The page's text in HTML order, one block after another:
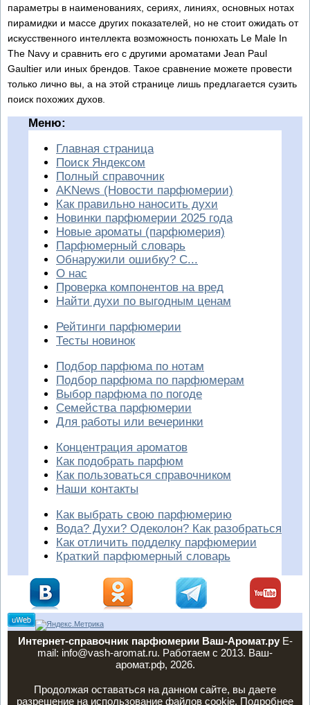
параметры в наименованиях, сериях, линиях, основных нотах
пирамидки и массе других показателей, но не стоит ожидать от
искусственного интеллекта возможность понюхать Le Male In
The Navy и сравнить его с другими ароматами Jean Paul
Gaultier или иных брендов. Такое сравнение можете провести
только лично вы, а на этой странице лишь предлагается сузить
поиск похожих духов.
Меню:
Главная страница
Поиск Яндексом
Полный справочник
AKNews (Новости парфюмерии)
Как правильно наносить духи
Новинки парфюмерии 2025 года
Новые ароматы (парфюмерия)
Парфюмерный словарь
Обнаружили ошибку? С...
О нас
Проверка компонентов на вред
Найти духи по выгодным ценам
Рейтинги парфюмерии
Тесты новинок
Подбор парфюма по нотам
Подбор парфюма по парфюмерам
Выбор парфюма по погоде
Семейства парфюмерии
Для работы или вечеринки
Концентрация ароматов
Как подобрать парфюм
Как пользоваться справочником
Наши контакты
Как выбрать свою парфюмерию
Вода? Духи? Одеколон? Как разобраться
Как отличить подделку парфюмерии
Краткий парфюмерный словарь
Интернет-справочник парфюмерии Ваш-Аромат.руE-
mail: info@vash-aromat.ru. Работаем с 2013. Ваш-
аромат.рф, 2026.
Продолжая оставаться на данном сайте, вы даете
разрешение на использование файлов cookie. Подробнее